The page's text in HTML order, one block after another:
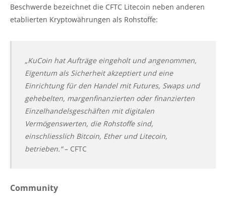
Beschwerde bezeichnet die CFTC Litecoin neben anderen
etablierten Kryptowährungen als Rohstoffe:
„KuCoin hat Aufträge eingeholt und angenommen,
Eigentum als Sicherheit akzeptiert und eine
Einrichtung für den Handel mit Futures, Swaps und
gehebelten, margenfinanzierten oder finanzierten
Einzelhandelsgeschäften mit digitalen
Vermögenswerten, die Rohstoffe sind,
einschliesslich Bitcoin, Ether und Litecoin,
betrieben.“– CFTC
Community